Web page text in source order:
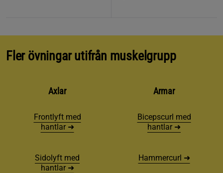
Fler övningar utifrån muskelgrupp
Axlar
Frontlyft med
hantlar ➜
Sidolyft med
hantlar ➜
Armar
Bicepscurl med
hantlar ➜
Hammercurl ➜